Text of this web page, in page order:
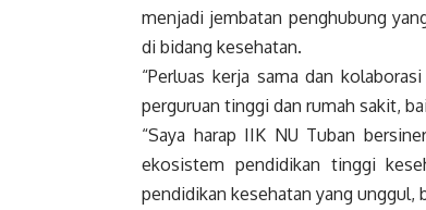
menjadi jembatan penghubung
di bidang kesehatan.
“Perluas kerja sama dan
perguruan tinggi dan rumah sakit,
“Saya harap IIK NU Tuban
ekosistem pendidikan tinggi
pendidikan kesehatan yang unggul,